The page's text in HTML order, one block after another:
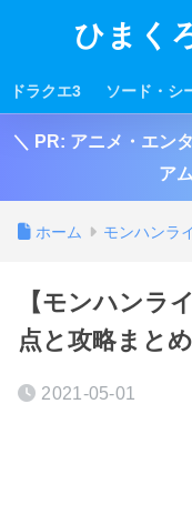
ひまく
ドラクエ3 ソード・シ
＼ PR: アニメ・エン
ア
ホーム モンハンラ
【モンハンラ
点と攻略まとめ
2021-05-01